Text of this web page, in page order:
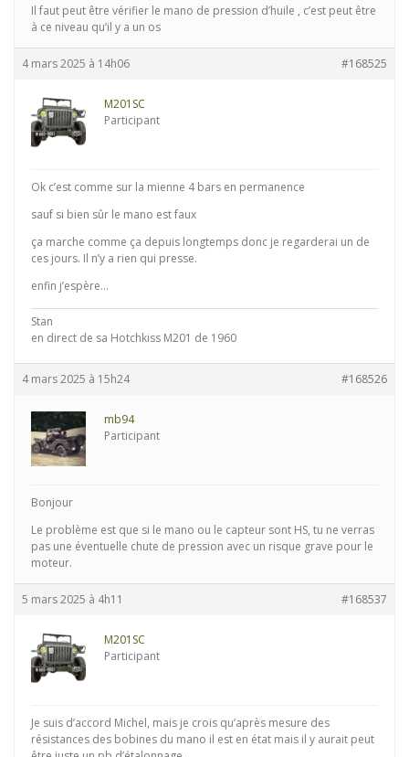
Il faut peut être vérifier le mano de pression d’huile , c’est peut être
à ce niveau qu’il y a un os
4 mars 2025 à 14h06 #168525
M201SC
Participant
Ok c’est comme sur la mienne 4 bars en permanence
sauf si bien sûr le mano est faux
ça marche comme ça depuis longtemps donc je regarderai un de
ces jours. Il n’y a rien qui presse.
enfin j’espère…
Stan
en direct de sa Hotchkiss M201 de 1960
4 mars 2025 à 15h24 #168526
mb94
Participant
Bonjour
Le problème est que si le mano ou le capteur sont HS, tu ne verras
pas une éventuelle chute de pression avec un risque grave pour le
moteur.
5 mars 2025 à 4h11 #168537
M201SC
Participant
Je suis d’accord Michel, mais je crois qu’après mesure des
résistances des bobines du mano il est en état mais il y aurait peut